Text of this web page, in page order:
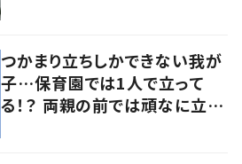
つかまり立ちしかできない我が
子…保育園では1人で立って
る！？ 両親の前では頑なに立た